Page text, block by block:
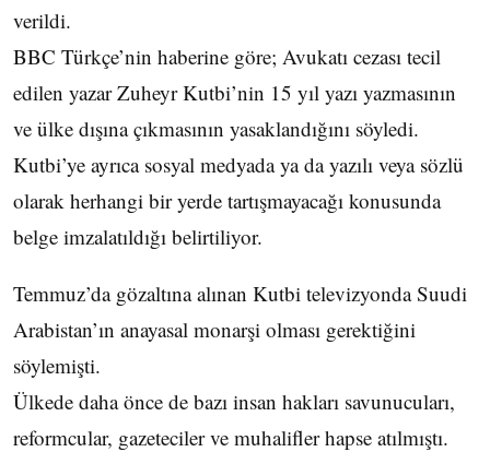
verildi.
BBC Türkçe’nin haberine göre; Avukatı cezası tecil
edilen yazar Zuheyr Kutbi’nin 15 yıl yazı yazmasının
ve ülke dışına çıkmasının yasaklandığını söyledi.
Kutbi’ye ayrıca sosyal medyada ya da yazılı veya sözlü
olarak herhangi bir yerde tartışmayacağı konusunda
belge imzalatıldığı belirtiliyor.
Temmuz’da gözaltına alınan Kutbi televizyonda Suudi
Arabistan’ın anayasal monarşi olması gerektiğini
söylemişti.
Ülkede daha önce de bazı insan hakları savunucuları,
reformcular, gazeteciler ve muhalifler hapse atılmıştı.